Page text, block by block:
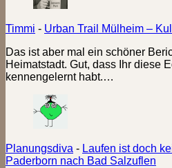
Timmi - Urban Trail Mülheim –
Das ist aber mal ein schöner
Heimatstadt. Gut, dass Ihr diese
kennengelernt habt.…
Planungsdiva - Laufen ist doch
Paderborn nach Bad Salzuflen